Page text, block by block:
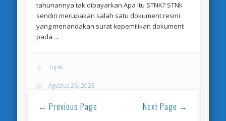
tahunannya tak dibayarkan Apa Itu STNK? STNk
sendiri merupakan salah satu dokument resmi
yang menandakan surat kepemilikan dokument
pada …
Topik
Agustus 26, 2023
Review
← Previous Page Next Page →